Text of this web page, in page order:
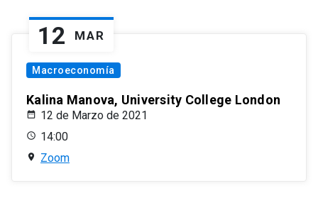
12 MAR
Macroeconomía
Kalina Manova, University College London
12 de Marzo de 2021
14:00
Zoom